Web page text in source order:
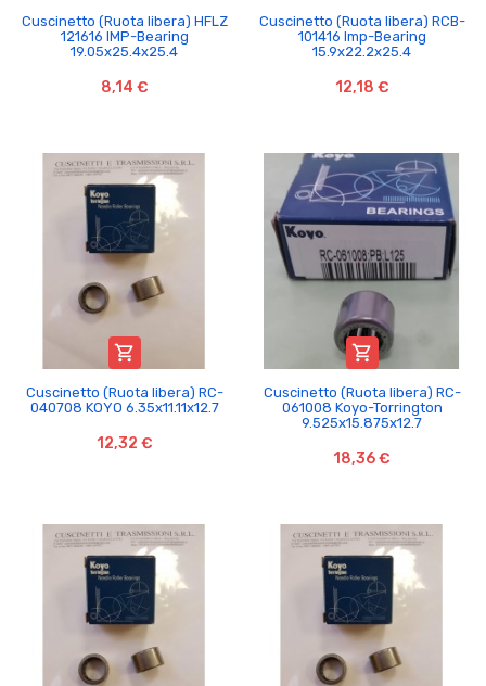
Cuscinetto (Ruota libera) HFLZ
121616 IMP-Bearing
19.05x25.4x25.4
8,14 €
Cuscinetto (Ruota libera) RCB-
101416 Imp-Bearing
15.9x22.2x25.4
12,18 €

Cuscinetto (Ruota libera) RC-
040708 KOYO 6.35x11.11x12.7
12,32 €

Cuscinetto (Ruota libera) RC-
061008 Koyo-Torrington
9.525x15.875x12.7
18,36 €